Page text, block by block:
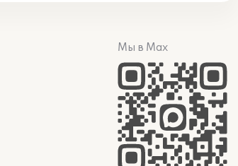
Мы в Max